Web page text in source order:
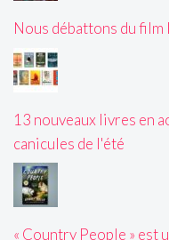
Nous débattons du film
13 nouveaux livres en
canicules de l'été
« Country People » est